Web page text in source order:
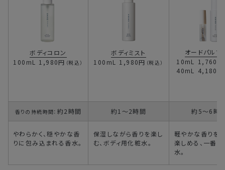
ボディコロン
100mL 1,980円 （税込）
ボディミスト
100mL 1,980円 （税込）
オードパルフ
10mL 1,760円
40mL 4,180円
香りの持続時間： 約2時間 約1～2時間 約5～6時
やわらかく、穏やかな香
りに包み込まれる香水。
保湿しながら香りを楽し
む、ボディ用化粧水。
軽やかな香りを
楽しめる、一番
水。